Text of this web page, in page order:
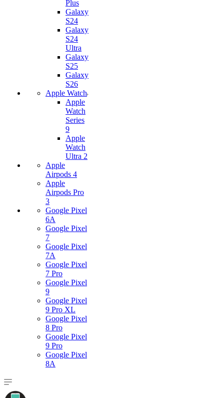
Plus
Galaxy
S24
Galaxy
S24
Ultra
Galaxy
S25
Galaxy
S26
Apple Watch
Apple
Watch
Series
9
Apple
Watch
Ultra 2
Apple
Airpods 4
Apple
Airpods Pro
3
Google Pixel
6A
Google Pixel
7
Google Pixel
7А
Google Pixel
7 Pro
Google Pixel
9
Google Pixel
9 Pro XL
Google Pixel
8 Pro
Google Pixel
9 Pro
Google Pixel
8A